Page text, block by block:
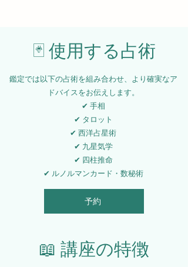
🃏 使用する占術
鑑定では以下の占術を組み合わせ、より確実なア
ドバイスをお伝えします。
✔ 手相
✔ タロット
✔ 西洋占星術
✔ 九星気学
✔ 四柱推命
✔ ルノルマンカード・数秘術
予約
📖 講座の特徴